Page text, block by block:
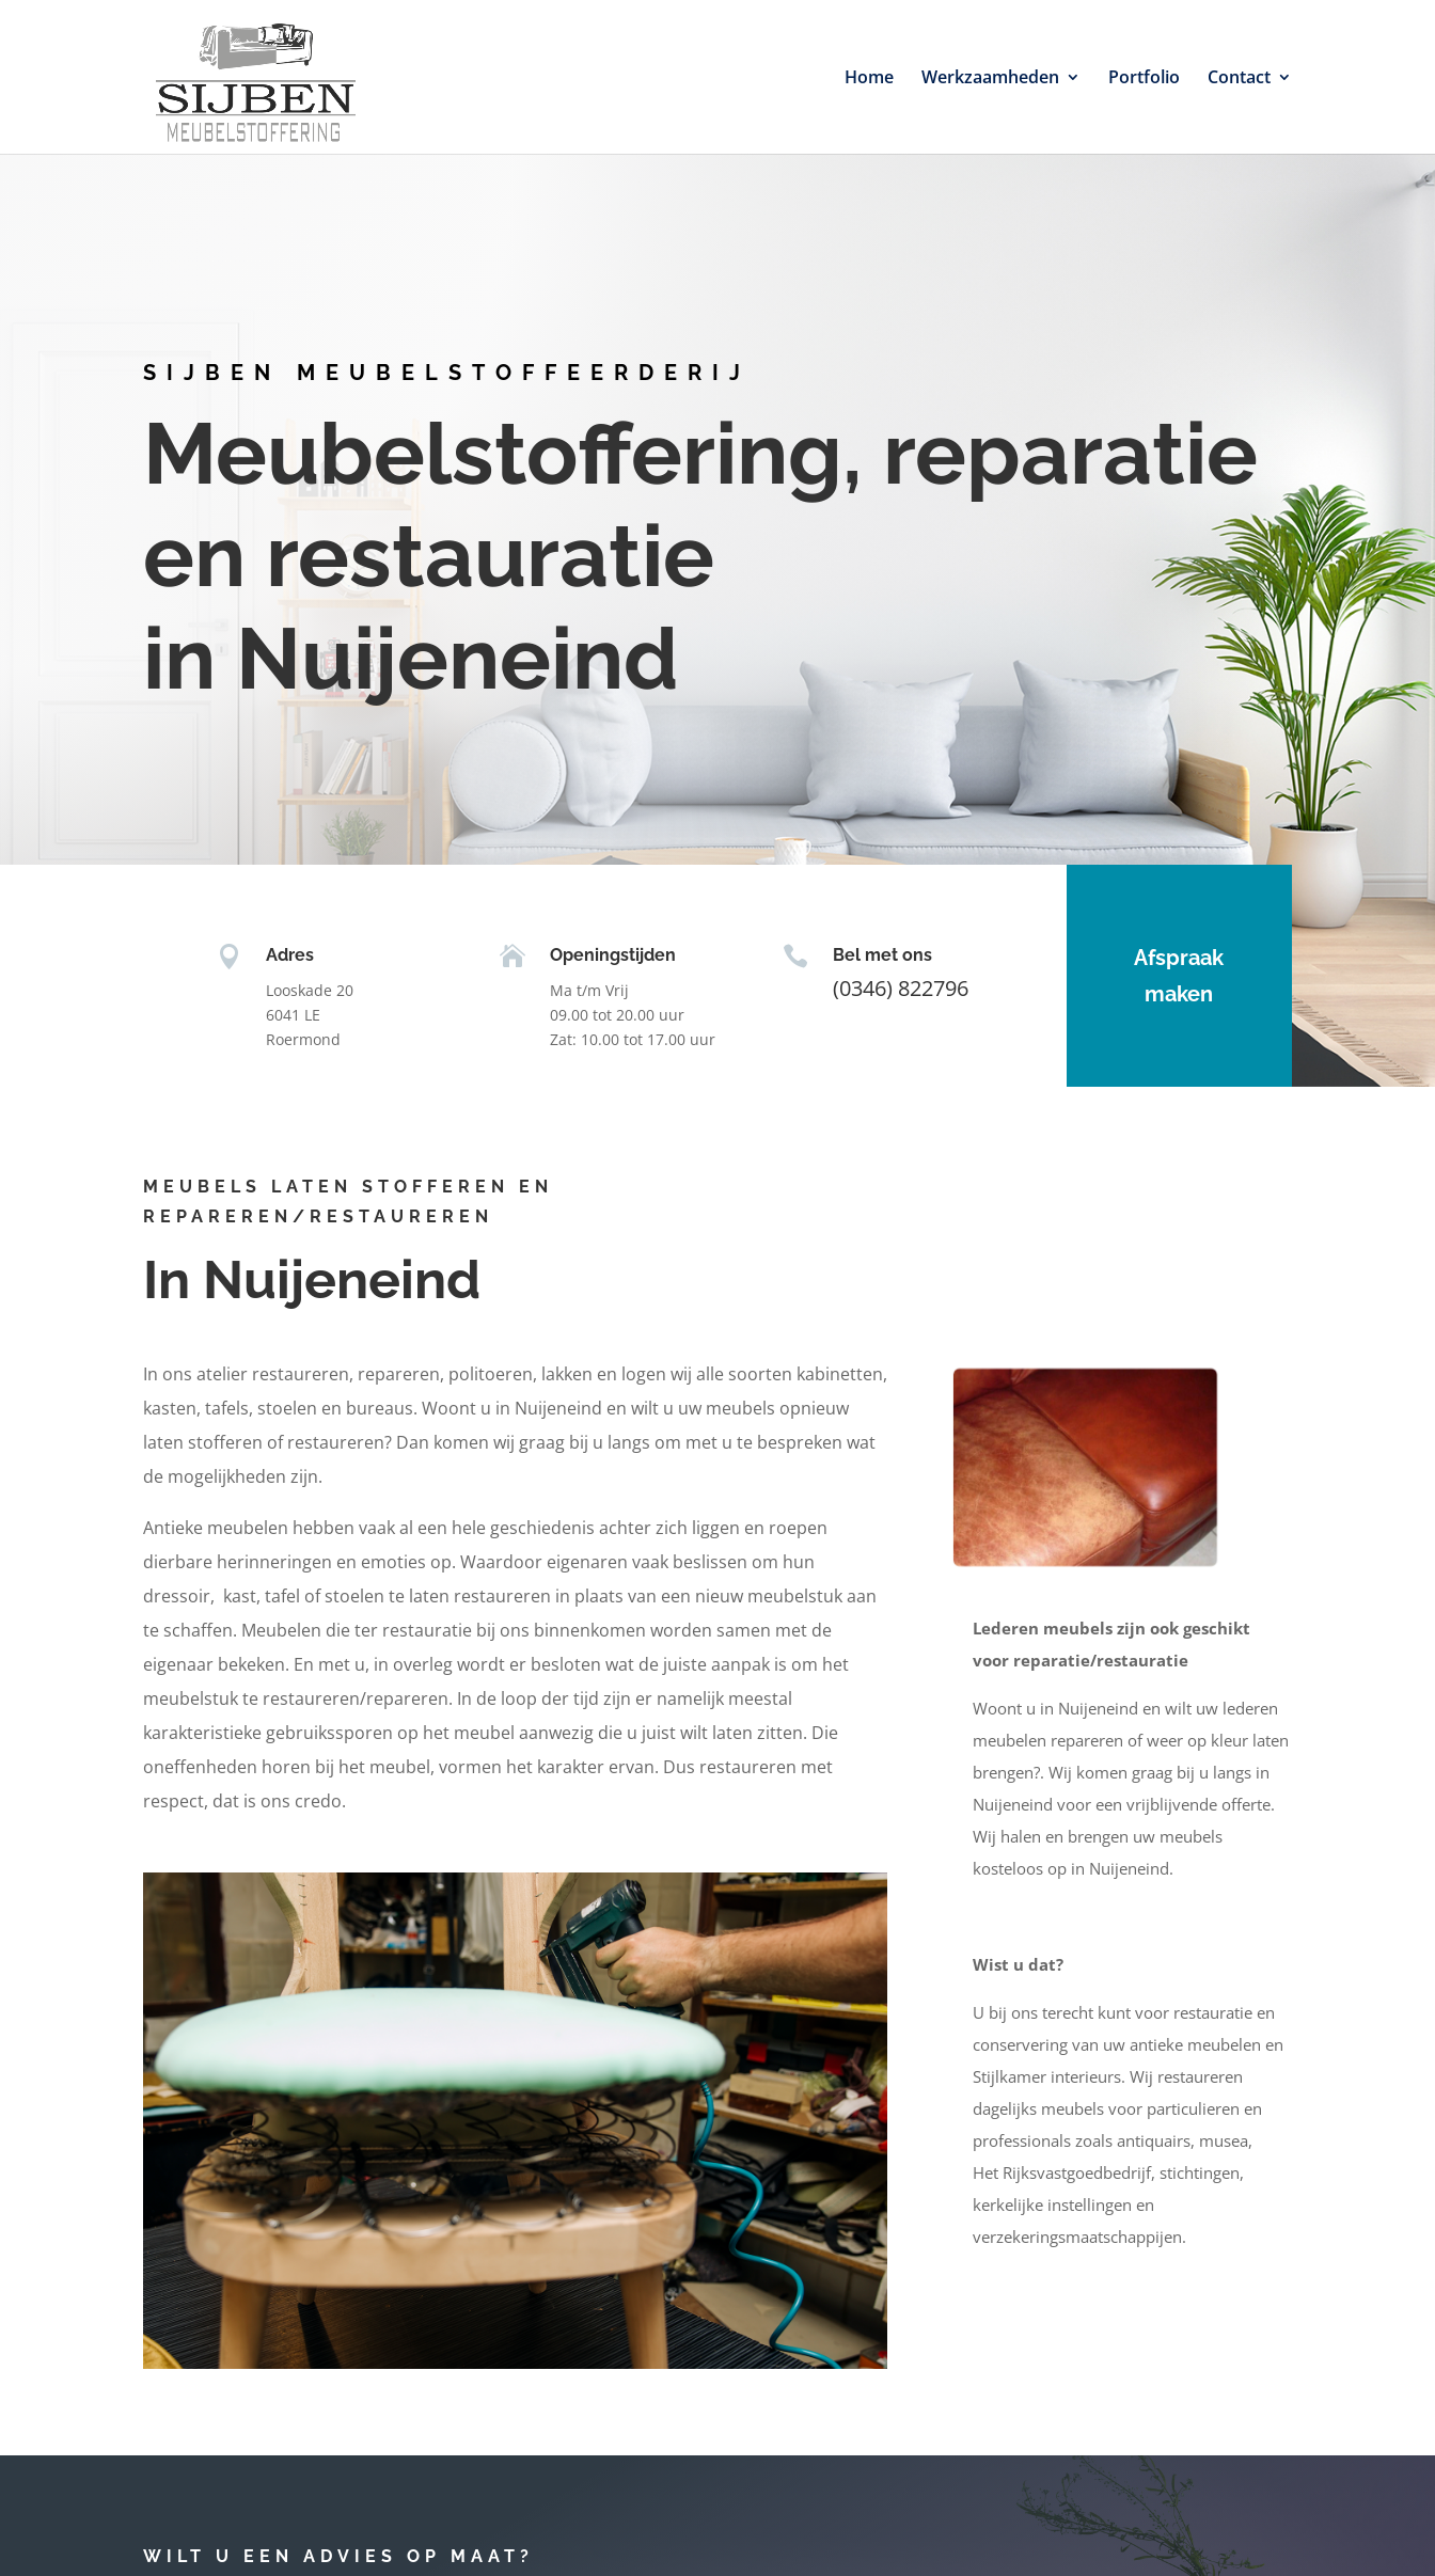
Home Werkzaamheden Portfolio Contact
SIJBEN MEUBELSTOFFEERDERIJ
Meubelstoffering, reparatie
en restauratie
in Nuijeneind

Adres
Looskade 20
6041 LE
Roermond

Openingstijden
Ma t/m Vrij
09.00 tot 20.00 uur
Zat: 10.00 tot 17.00 uur
 Bel met ons
(0346) 822796
Afspraak
maken
MEUBELS LATEN STOFFEREN EN
REPAREREN/RESTAUREREN
In Nuijeneind
In ons atelier restaureren, repareren, politoeren, lakken en logen wij alle soorten kabinetten,
kasten, tafels, stoelen en bureaus. Woont u in Nuijeneind en wilt u uw meubels opnieuw
laten stofferen of restaureren? Dan komen wij graag bij u langs om met u te bespreken wat
de mogelijkheden zijn.
Antieke meubelen hebben vaak al een hele geschiedenis achter zich liggen en roepen
dierbare herinneringen en emoties op. Waardoor eigenaren vaak beslissen om hun
dressoir, kast, tafel of stoelen te laten restaureren in plaats van een nieuw meubelstuk aan
te schaffen. Meubelen die ter restauratie bij ons binnenkomen worden samen met de
eigenaar bekeken. En met u, in overleg wordt er besloten wat de juiste aanpak is om het
meubelstuk te restaureren/repareren. In de loop der tijd zijn er namelijk meestal
karakteristieke gebruikssporen op het meubel aanwezig die u juist wilt laten zitten. Die
oneffenheden horen bij het meubel, vormen het karakter ervan. Dus restaureren met
respect, dat is ons credo.
Lederen meubels zijn ook geschikt
voor reparatie/restauratie
Woont u in Nuijeneind en wilt uw lederen
meubelen repareren of weer op kleur laten
brengen?. Wij komen graag bij u langs in
Nuijeneind voor een vrijblijvende offerte.
Wij halen en brengen uw meubels
kosteloos op in Nuijeneind.
Wist u dat?
U bij ons terecht kunt voor restauratie en
conservering van uw antieke meubelen en
Stijlkamer interieurs. Wij restaureren
dagelijks meubels voor particulieren en
professionals zoals antiquairs, musea,
Het Rijksvastgoedbedrijf, stichtingen,
kerkelijke instellingen en
verzekeringsmaatschappijen.
WILT U EEN ADVIES OP MAAT?